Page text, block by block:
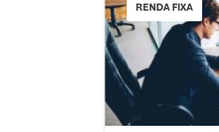
RENDA FIXA